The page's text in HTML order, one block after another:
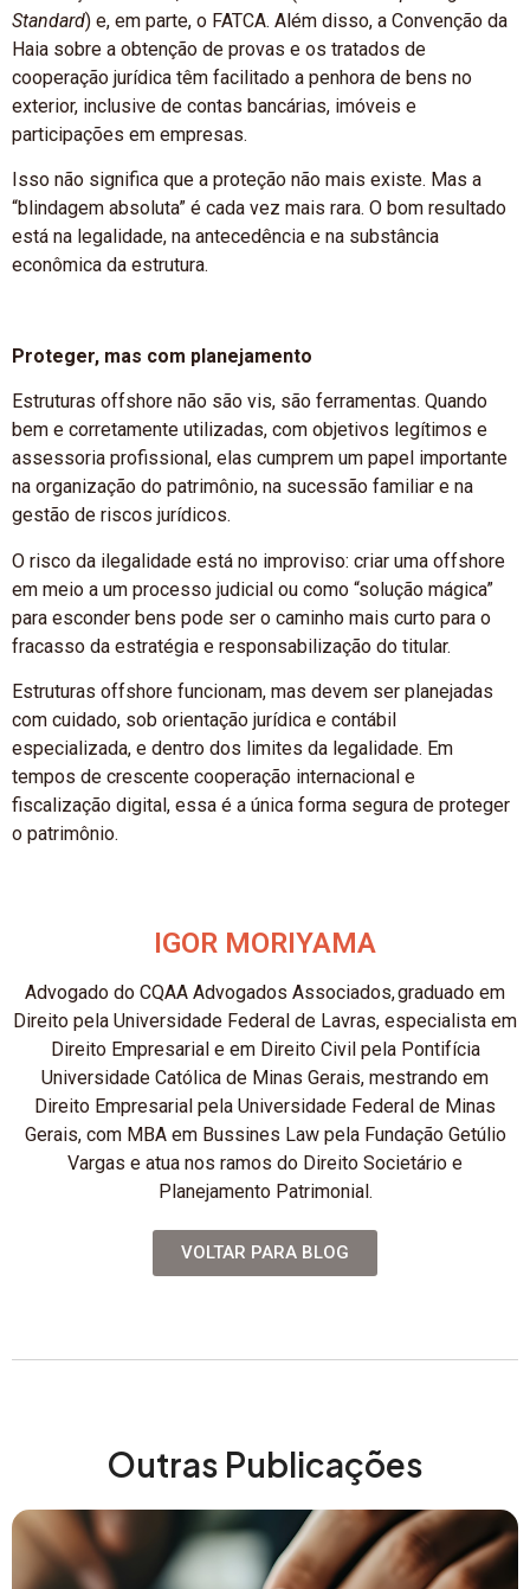
Standard) e, em parte, o FATCA. Além disso, a Convenção da
Haia sobre a obtenção de provas e os tratados de
cooperação jurídica têm facilitado a penhora de bens no
exterior, inclusive de contas bancárias, imóveis e
participações em empresas.
Isso não significa que a proteção não mais existe. Mas a
“blindagem absoluta” é cada vez mais rara. O bom resultado
está na legalidade, na antecedência e na substância
econômica da estrutura.
Proteger, mas com planejamento
Estruturas offshore não são vis, são ferramentas. Quando
bem e corretamente utilizadas, com objetivos legítimos e
assessoria profissional, elas cumprem um papel importante
na organização do patrimônio, na sucessão familiar e na
gestão de riscos jurídicos.
O risco da ilegalidade está no improviso: criar uma offshore
em meio a um processo judicial ou como “solução mágica”
para esconder bens pode ser o caminho mais curto para o
fracasso da estratégia e responsabilização do titular.
Estruturas offshore funcionam, mas devem ser planejadas
com cuidado, sob orientação jurídica e contábil
especializada, e dentro dos limites da legalidade. Em
tempos de crescente cooperação internacional e
fiscalização digital, essa é a única forma segura de proteger
o patrimônio.
IGOR MORIYAMA
Advogado do CQAA Advogados Associados, graduado em
Direito pela Universidade Federal de Lavras, especialista em
Direito Empresarial e em Direito Civil pela Pontifícia
Universidade Católica de Minas Gerais, mestrando em
Direito Empresarial pela Universidade Federal de Minas
Gerais, com MBA em Bussines Law pela Fundação Getúlio
Vargas e atua nos ramos do Direito Societário e
Planejamento Patrimonial.
VOLTAR PARA BLOG
Outras Publicações